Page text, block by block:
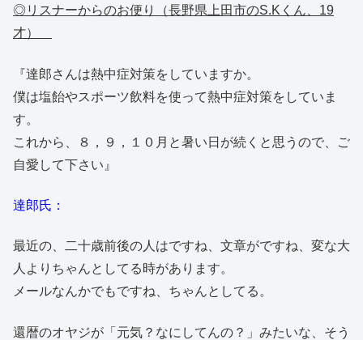
◎リスナーからのお便り（長野県上田市のS.Kくん、19
才）
『達郎さんは熱中症対策をしていますか。
僕は塩飴やスポーツ飲料を使って熱中症対策をしていま
す。
これから、８，９，１０月と暑い日が続くと思うので、ご
自愛して下さい』
達郎氏：
最近の、二十歳前後の人はですね、文章がですね、変な大
人よりちゃんとしてる時があります。
メールなんかでもですね、ちゃんとしてる。
還暦のオヤジが「元気？なにしてんの？」みたいな、そう